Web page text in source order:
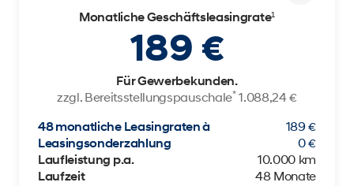
Der neue BMW X5.
Geschaffen, um vorauszugehen.
Monatliche Geschäftsleasingrate¹
189 €
Für Gewerbekunden.
zzgl. Bereitsstellungspauschale* 1.088,24 €
48 monatliche Leasingraten à
189 €
Leasingsonderzahlung
0 €
Laufleistung p.a.
10.000 km
Laufzeit
48 Monate